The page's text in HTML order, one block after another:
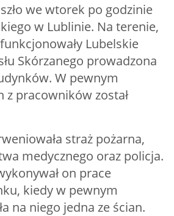
we wtorek po godzinie
w Lublinie. Na terenie,
Lubelskie
Skórzanego prowadzona
W pewnym
z pracowników został
straż pożarna,
medycznego oraz policja.
on prace
kiedy w pewnym
na niego jedna ze ścian.